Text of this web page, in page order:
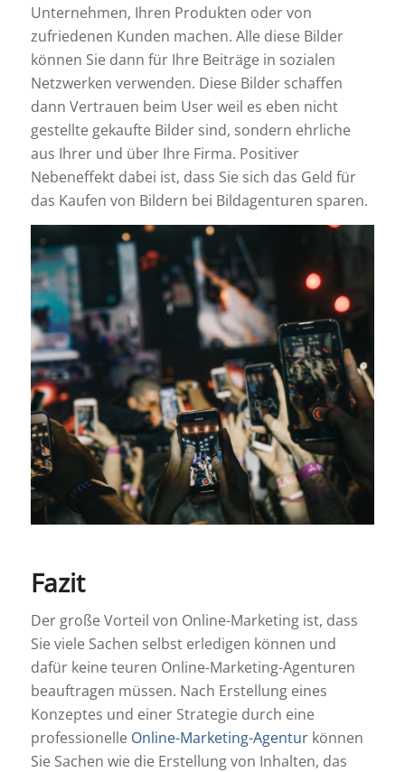
Unternehmen, Ihren Produkten oder von
zufriedenen Kunden machen. Alle diese Bilder
können Sie dann für Ihre Beiträge in sozialen
Netzwerken verwenden. Diese Bilder schaffen
dann Vertrauen beim User weil es eben nicht
gestellte gekaufte Bilder sind, sondern ehrliche
aus Ihrer und über Ihre Firma. Positiver
Nebeneffekt dabei ist, dass Sie sich das Geld für
das Kaufen von Bildern bei Bildagenturen sparen.
Fazit
Der große Vorteil von Online-Marketing ist, dass
Sie viele Sachen selbst erledigen können und
dafür keine teuren Online-Marketing-Agenturen
beauftragen müssen. Nach Erstellung eines
Konzeptes und einer Strategie durch eine
professionelle Online-Marketing-Agenturkönnen
Sie Sachen wie die Erstellung von Inhalten, das